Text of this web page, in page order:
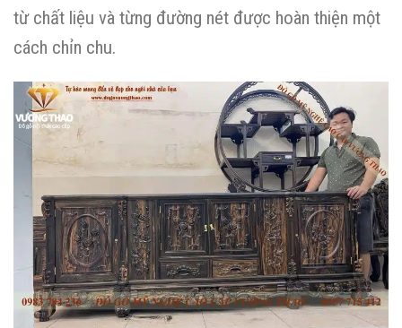
từ chất liệu và từng đường nét được hoàn thiện một
cách chỉn chu.